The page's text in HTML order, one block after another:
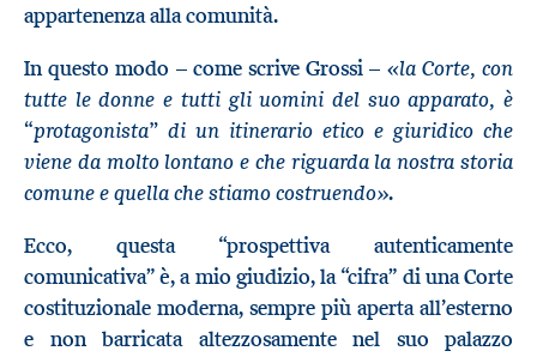
appartenenza alla comunità.
In questo modo –come scrive Grossi– «la Corte, con
tutte le donne e tutti gli uomini del suo apparato, è
“protagonista” di un itinerario etico e giuridico che
viene da molto lontano e che riguarda la nostra storia
comune e quella che stiamo costruendo».
Ecco, questa “prospettiva autenticamente
comunicativa” è, a mio giudizio, la “cifra” di una Corte
costituzionale moderna, sempre più aperta all’esterno
e non barricata altezzosamente nel suo palazzo